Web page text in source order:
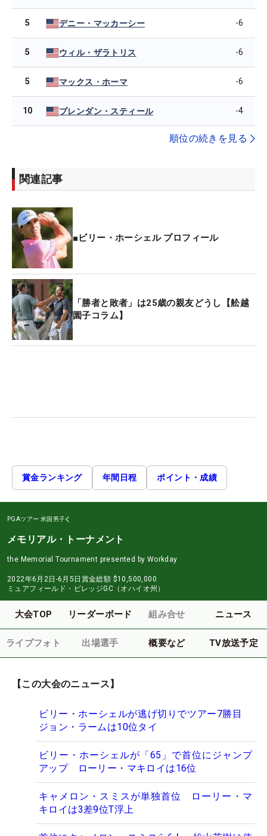
5 デニー・マッカーシー -6
5 ウィル・ザラトリス -6
5 マックス・ホーマ -6
10 ブレンダン・スティール -4
順位の続きを見る
関連記事
■ビリー・ホーシェル プロフィール
「勝者と敗者」は25歳の親友どうし【舩越
園子コラム】
賞金ランキング 年間日程 ポイント・成績
PGAツアー 米国男子
メモリアル・トーナメント
the Memorial Tournament presented by Workday
2022年6月2日-6月5日 賞金総額 $10,500,000
ミュアフィールド・ビレッジGC（オハイオ州）
大会TOP リーダーボード 組み合せ ニュース
ライブフォト 出場選手 概要など TV放送予定
【この大会のニュース】
ビリー・ホーシェルが逃げ切りでツアー7勝目
ジョン・ラームは10位タイ
ビリー・ホーシェルが「65」で首位にジャンプ
アップ ローリー・マキロイは16位
キャメロン・スミスが単独首位 ローリー・マ
キロイは3差9位T浮上